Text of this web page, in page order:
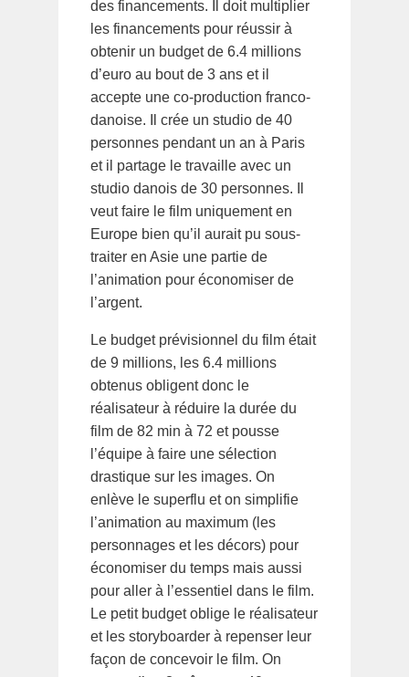
des financements. Il doit multiplier
les financements pour réussir à
obtenir un budget de 6.4 millions
d’euro au bout de 3 ans et il
accepte une co-production franco-
danoise. Il crée un studio de 40
personnes pendant un an à Paris
et il partage le travaille avec un
studio danois de 30 personnes. Il
veut faire le film uniquement en
Europe bien qu’il aurait pu sous-
traiter en Asie une partie de
l’animation pour économiser de
l’argent.
Le budget prévisionnel du film était
de 9 millions, les 6.4 millions
obtenus obligent donc le
réalisateur à réduire la durée du
film de 82 min à 72 et pousse
l’équipe à faire une sélection
drastique sur les images. On
enlève le superflu et on simplifie
l’animation au maximum (les
personnages et les décors) pour
économiser du temps mais aussi
pour aller à l’essentiel dans le film.
Le petit budget oblige le réalisateur
et les storyboarder à repenser leur
façon de concevoir le film. On